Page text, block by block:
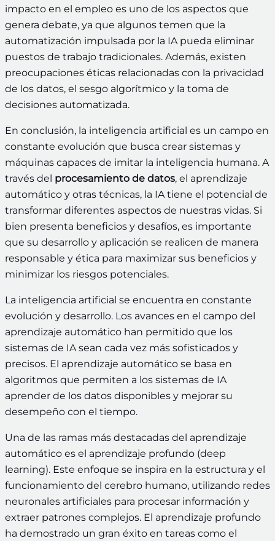
impacto en el empleo es uno de los aspectos que
genera debate, ya que algunos temen que la
automatización impulsada por la IA pueda eliminar
puestos de trabajo tradicionales. Además, existen
preocupaciones éticas relacionadas con la privacidad
de los datos, el sesgo algorítmico y la toma de
decisiones automatizada.
En conclusión, la inteligencia artificial es un campo en
constante evolución que busca crear sistemas y
máquinas capaces de imitar la inteligencia humana. A
través del procesamiento de datos, el aprendizaje
automático y otras técnicas, la IA tiene el potencial de
transformar diferentes aspectos de nuestras vidas. Si
bien presenta beneficios y desafíos, es importante
que su desarrollo y aplicación se realicen de manera
responsable y ética para maximizar sus beneficios y
minimizar los riesgos potenciales.
La inteligencia artificial se encuentra en constante
evolución y desarrollo. Los avances en el campo del
aprendizaje automático han permitido que los
sistemas de IA sean cada vez más sofisticados y
precisos. El aprendizaje automático se basa en
algoritmos que permiten a los sistemas de IA
aprender de los datos disponibles y mejorar su
desempeño con el tiempo.
Una de las ramas más destacadas del aprendizaje
automático es el aprendizaje profundo (deep
learning). Este enfoque se inspira en la estructura y el
funcionamiento del cerebro humano, utilizando redes
neuronales artificiales para procesar información y
extraer patrones complejos. El aprendizaje profundo
ha demostrado un gran éxito en tareas como el